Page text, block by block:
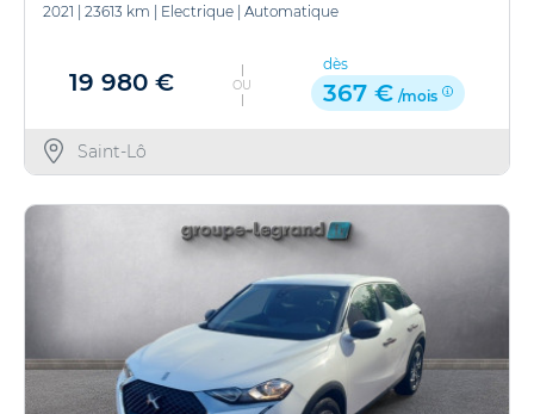
2021 23613 km Electrique Automatique
19 980 € OU
dès
367 € /mois
Saint-Lô